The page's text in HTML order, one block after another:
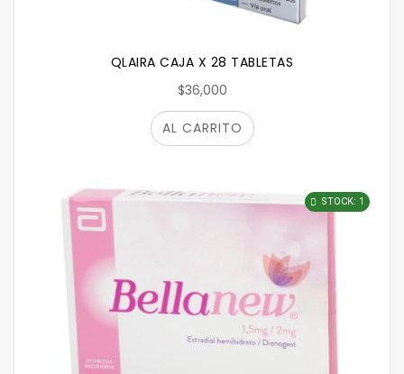
QLAIRA CAJA X 28 TABLETAS
$36,000
AL CARRITO
STOCK: 1